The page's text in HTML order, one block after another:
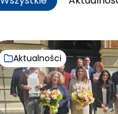
Aktualności